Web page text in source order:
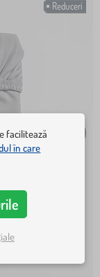
Reduceri
facilitează
în care